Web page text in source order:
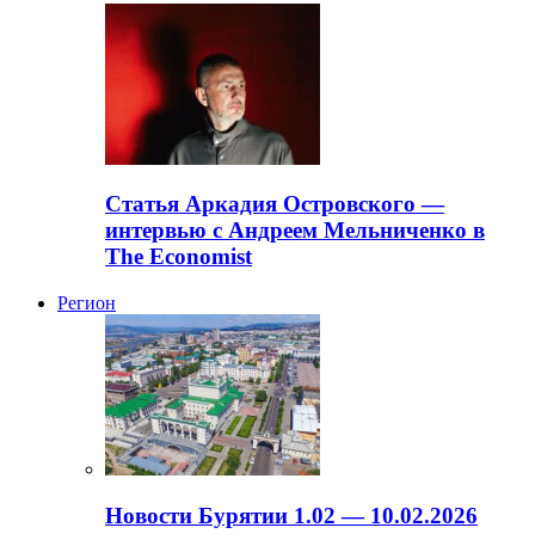
Статья Аркадия Островского —
интервью с Андреем Мельниченко в
The Economist
Регион
Новости Бурятии 1.02 — 10.02.2026